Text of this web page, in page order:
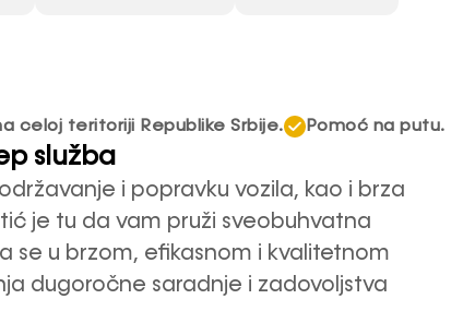
celoj teritoriji Republike Srbije. Pomoć na putu.
služba
i popravku vozila, kao i brza
je tu da vam pruži sveobuhvatna
se u brzom, efikasnom i kvalitetnom
dugoročne saradnje i zadovoljstva